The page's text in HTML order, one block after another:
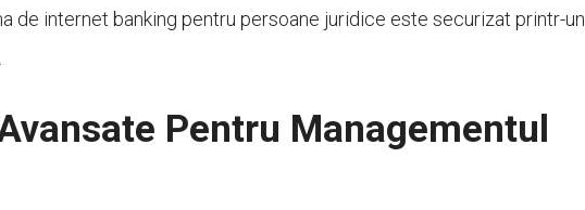
de internet banking pentru persoane juridice este securizat printr-un
Pentru Managementul